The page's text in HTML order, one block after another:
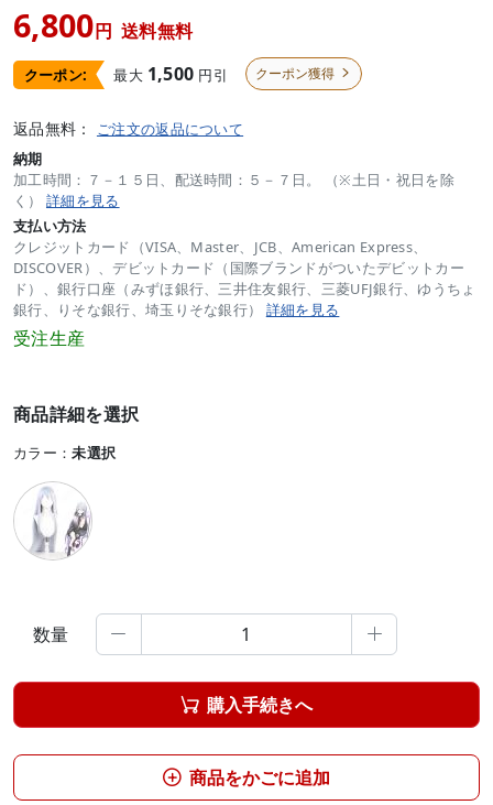
6,800円 送料無料
クーポン: 最大 1,500 円引 クーポン獲得 
返品無料： ご注文の返品について
納期
加工時間：７－１５日、配送時間：５－７日。 （※土日・祝日を除
く） 詳細を見る
支払い方法
クレジットカード（VISA、Master、JCB、American Express、
DISCOVER）、デビットカード（国際ブランドがついたデビットカー
ド）、銀行口座（みずほ銀行、三井住友銀行、三菱UFJ銀行、ゆうちょ
銀行、りそな銀行、埼玉りそな銀行） 詳細を見る
受注生産
商品詳細を選択
カラー：未選択
数量  
 購入手続きへ
 商品をかごに追加